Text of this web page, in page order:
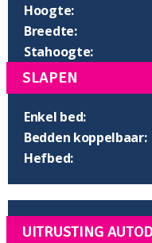
Hoogte:
Breedte:
Stahoogte:
SLAPEN
Enkel bed:
Bedden koppelbaar:
Hefbed:
UITRUSTING